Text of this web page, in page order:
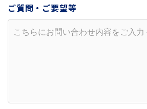
ご質問・ご要望等